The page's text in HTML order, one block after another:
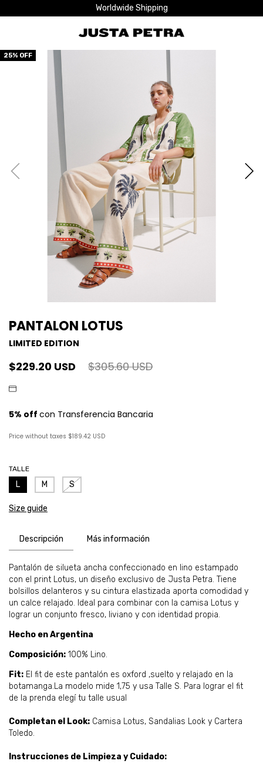
Worldwide Shipping
25% OFF
PANTALON LOTUS
LIMITED EDITION
$229.20 USD $305.60 USD
Price without taxes $189.42 USD
TALLE
L M S
Size guide
Descripción Más información
Pantalón de silueta ancha confeccionado en lino estampado
con el print Lotus, un diseño exclusivo de Justa Petra. Tiene
bolsillos delanteros y su cintura elastizada aporta comodidad y
un calce relajado. Ideal para combinar con la camisa Lotus y
lograr un conjunto fresco, liviano y con identidad propia.
Hecho en Argentina
Composición: 100% Lino.
Fit: El fit de este pantalón es oxford ,suelto y relajado en la
botamanga.La modelo mide 1,75 y usa Talle S. Para lograr el fit
de la prenda elegí tu talle usual
Completan el Look: Camisa Lotus, Sandalias Look y Cartera
Toledo.
Instrucciones de Limpieza y Cuidado: